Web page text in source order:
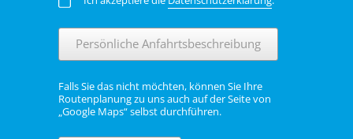
Persönliche Anfahrtsbeschreibung
Falls Sie das nicht möchten, können Sie Ihre
Routenplanung zu uns auch auf der Seite von
„Google Maps“ selbst durchführen.